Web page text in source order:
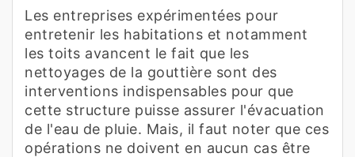
Les entreprises expérimentées pour
entretenir les habitations et notamment
les toits avancent le fait que les
nettoyages de la gouttière sont des
interventions indispensables pour que
cette structure puisse assurer l'évacuation
de l'eau de pluie. Mais, il faut noter que ces
opérations ne doivent en aucun cas être